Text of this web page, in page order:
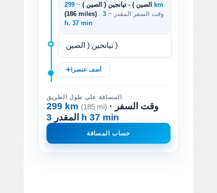
الصين ) - تيانجين ( الصين ) ~
299 km
(186 miles)
. وقت السفر المقدر ~ 3
h. 37 min
أضف عنصرا
المسافة على طول الطريق
299 km (185 mi) · وقت السفر
المقدر 3 h 37 min
حساب المسافة